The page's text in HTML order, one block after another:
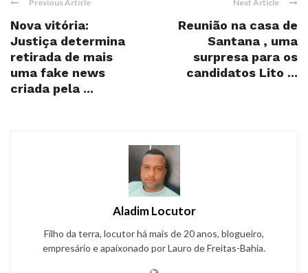
Previous Article
Nova vitória:
Justiça determina
retirada de mais
uma fake news
criada pela ...
Next Article
Reunião na casa de
Santana , uma
surpresa para os
candidatos Lito ...
Aladim Locutor
Filho da terra, locutor há mais de 20 anos, blogueiro,
empresário e apaixonado por Lauro de Freitas-Bahia.